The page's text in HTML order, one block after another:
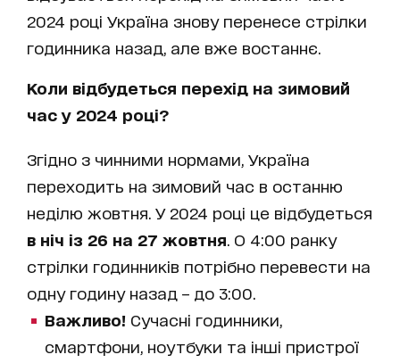
2024 році Україна знову перенесе стрілки
годинника назад, але вже востаннє.
Коли відбудеться перехід на зимовий
час у 2024 році?
Згідно з чинними нормами, Україна
переходить на зимовий час в останню
неділю жовтня. У 2024 році це відбудеться
в ніч із 26 на 27 жовтня . О 4:00 ранку
стрілки годинників потрібно перевести на
одну годину назад – до 3:00.
Важливо! Сучасні годинники,
смартфони, ноутбуки та інші пристрої